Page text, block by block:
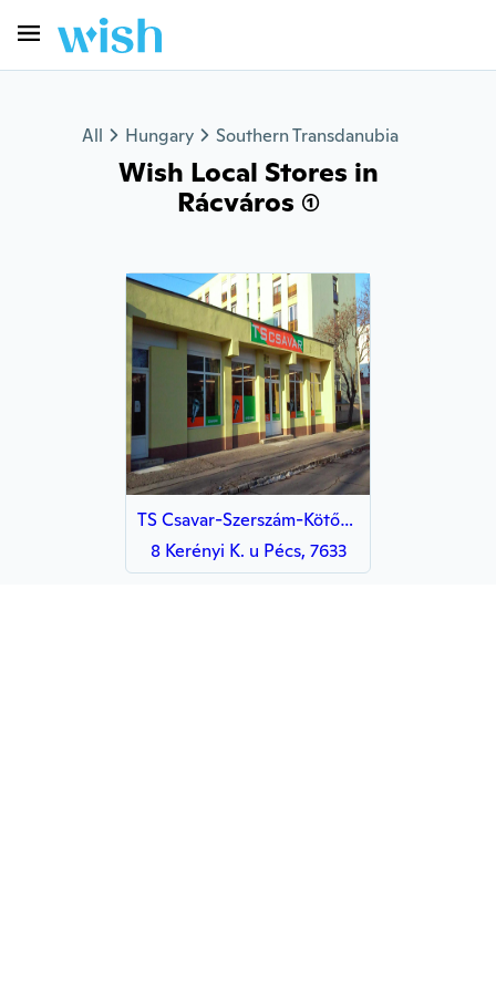
All Hungary Southern Transdanubia
Wish Local Stores in
Rácváros (1)
TS Csavar-Szerszám-Kötőelem Szaküzlet
8 Kerényi K. u Pécs, 7633